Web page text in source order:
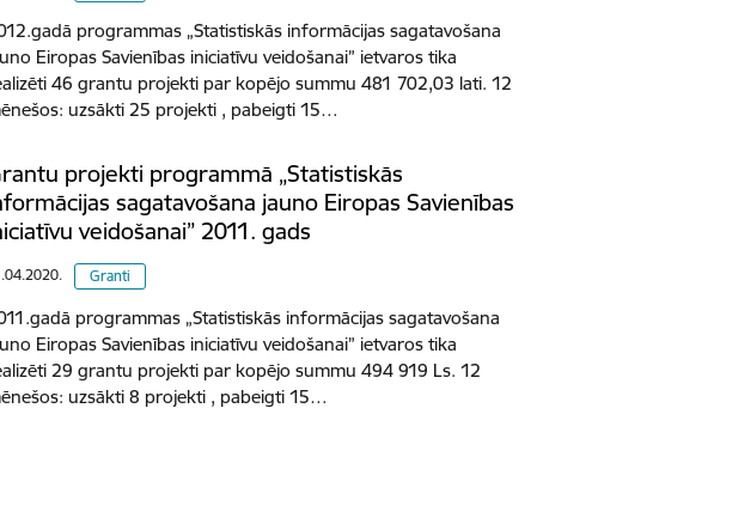
programmas „Statistiskās informācijas sagatavošana
Eiropas Savienības iniciatīvu veidošanai” ietvaros tika
46 grantu projekti par kopējo summu 481 702,03 lati. 12
uzsākti 25 projekti , pabeigti 15…
projekti programmā „Statistiskās
sagatavošana jauno Eiropas Savienības
veidošanai” 2011. gads
Granti
programmas „Statistiskās informācijas sagatavošana
Eiropas Savienības iniciatīvu veidošanai” ietvaros tika
29 grantu projekti par kopējo summu 494 919 Ls. 12
uzsākti 8 projekti , pabeigti 15…